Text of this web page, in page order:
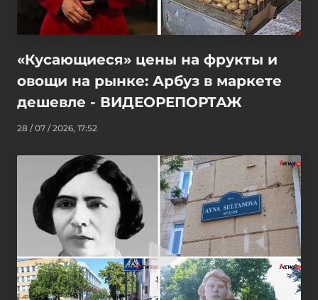
«Кусающиеся» цены на фрукты и
овощи на рынке: Арбуз в маркете
дешевле - ВИДЕОРЕПОРТАЖ
28 / 07 / 2026, 17:52